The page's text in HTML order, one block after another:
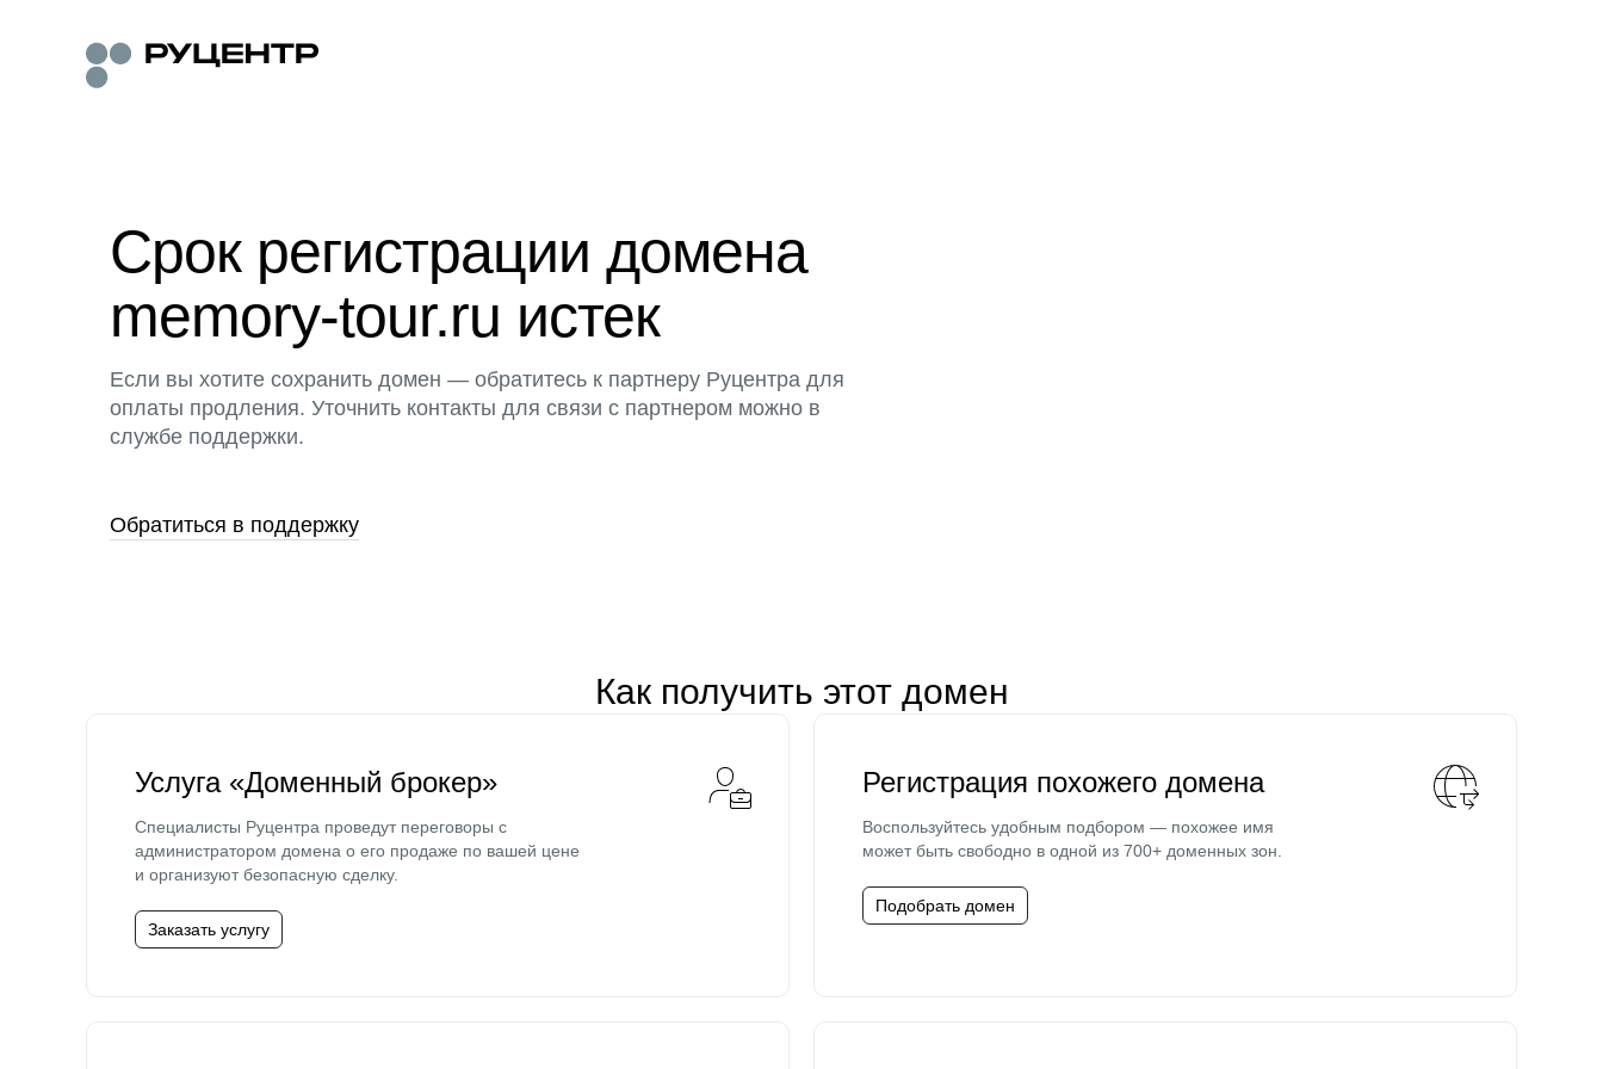
Срок регистрации домена
memory-tour.ru истек
Если вы хотите сохранить домен — обратитесь к партнеру Руцентра для
оплаты продления. Уточнить контакты для связи с партнером можно в
службе поддержки.
Обратиться в поддержку
Как получить этот домен
Услуга «Доменный брокер»
Специалисты Руцентра проведут переговоры с
администратором домена о его продаже по вашей цене
и организуют безопасную сделку.
Заказать услугу
Регистрация похожего домена
Воспользуйтесь удобным подбором — похожее имя
может быть свободно в одной из 700+ доменных зон.
Подобрать домен